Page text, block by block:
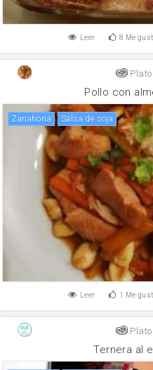
Leer 8 Me
Pollo con
zanahoria salsa de soja
Leer 1 Me
Ternera al